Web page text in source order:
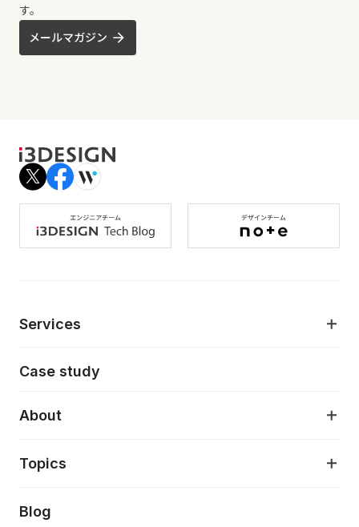
す。
メールマガジン
Services
AI駆動開発支援
モダナイゼーション
デザインシステム構築支援
Case study
About
About
当社が目指しているもの
Topics
Press release
Blog